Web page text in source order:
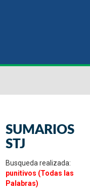
SUMARIOS
STJ
Busqueda realizada:
punitivos (Todas las
Palabras)